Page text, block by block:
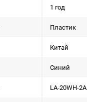
1 год
Пластик
Китай
Синий
LA-20WH-2A